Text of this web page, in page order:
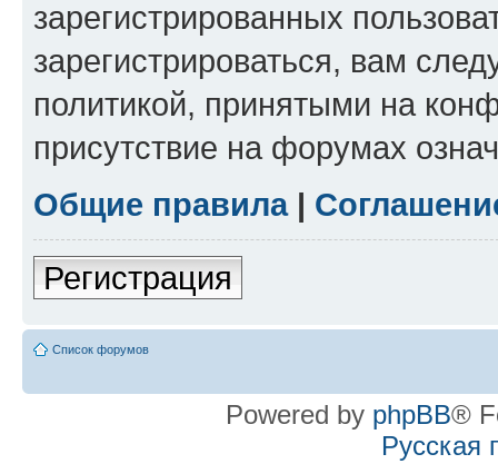
зарегистрированных
зарегистрироваться, вам
политикой, принятыми на
присутствие на форумах
Общие правила|
Регистрация
Список форумов
Powered by phpBB®
Русская